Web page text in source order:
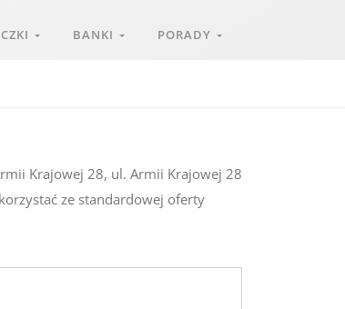
BANKI PORADY
Krajowej 28, ul. Armii Krajowej 28
ze standardowej oferty